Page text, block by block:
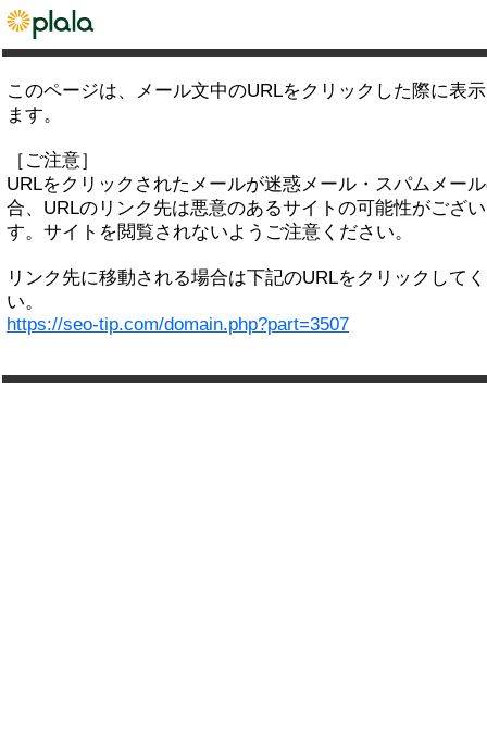
このページは、メール文中のURLをクリックした際に表
ます。
［ご注意］
URLをクリックされたメールが迷惑メール・スパムメー
合、URLのリンク先は悪意のあるサイトの可能性がござ
す。サイトを閲覧されないようご注意ください。
リンク先に移動される場合は下記のURLをクリックして
い。
https://seo-tip.com/domain.php?part=3507